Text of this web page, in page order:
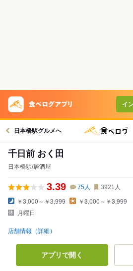
イ
日本橋駅グルメへ
千日前 おく田
日本橋駅/居酒屋
3.39 75人 3921 人
￥3,000～￥3,999
￥3,000～￥3,999
月曜日
店舗情報（詳細）
アプリで開く